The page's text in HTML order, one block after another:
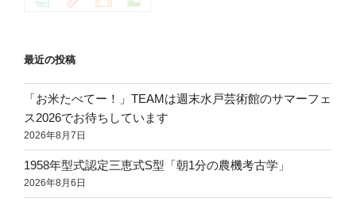
最近の投稿
「お米たべてー！」TEAMは週末水戸芸術館のサマーフェ
ス2026でお待ちしています
2026年8月7日
1958年型式認定三恵式S型「朝1分の農機考古学」
2026年8月6日